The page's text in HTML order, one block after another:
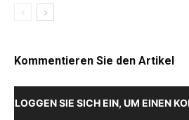
Kommentieren Sie den Artikel
LOGGEN SIE SICH EIN, UM EINEN